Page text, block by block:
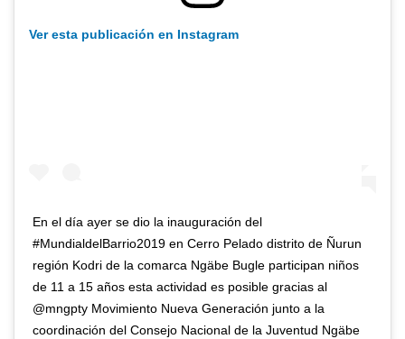
Ver esta publicación en Instagram
En el día ayer se dio la inauguración del
#MundialdelBarrio2019 en Cerro Pelado distrito de Ñurun
región Kodri de la comarca Ngäbe Bugle participan niños
de 11 a 15 años esta actividad es posible gracias al
@mngpty Movimiento Nueva Generación junto a la
coordinación del Consejo Nacional de la Juventud Ngäbe